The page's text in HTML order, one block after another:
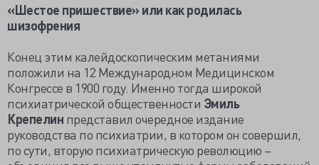
«Шестое пришествие» или как родилась
шизофрения
Конец этим калейдоскопическим метаниями
положили на 12 Международном Медицинском
Конгрессе в 1900 году. Именно тогда широкой
психиатрической общественности Эмиль
Крепелин представил очередное издание
руководства по психиатрии, в котором он совершил,
по сути, вторую психиатрическую революцию –